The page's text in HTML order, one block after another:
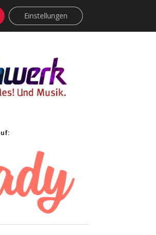
soundcloud
vimeoBluesky
Einstellungen